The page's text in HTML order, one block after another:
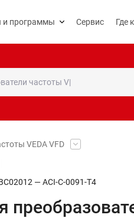
и программы Сервис Где
VEDA VFD
— ACI-C-0091-T4